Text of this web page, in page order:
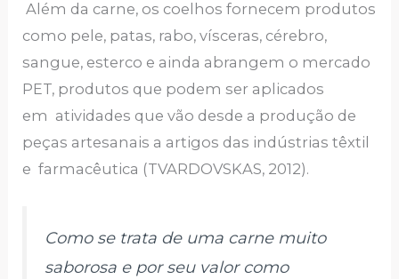
Além da carne, os coelhos fornecem produtos
como pele, patas, rabo, vísceras, cérebro,
sangue, esterco e ainda abrangem o mercado
PET, produtos que podem ser aplicados
em atividades que vão desde a produção de
peças artesanais a artigos das indústrias têxtil
e farmacêutica (TVARDOVSKAS, 2012).
Como se trata de uma carne muito
saborosa e por seu valor como